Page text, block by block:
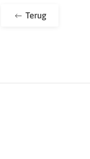
Terug